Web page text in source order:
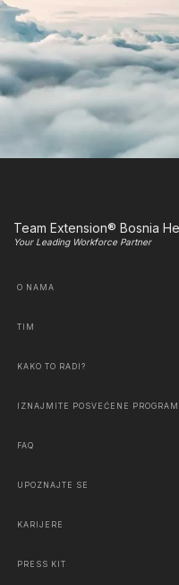
Team Extension® Bosnia
Your Leading Workforce Partner
O NAMA
TIM
KAKO TO RADI?
IZNAJMITE POSVEĆENE
FAQ
UPOZNAJTE SE
KARIJERE
PRESS KIT